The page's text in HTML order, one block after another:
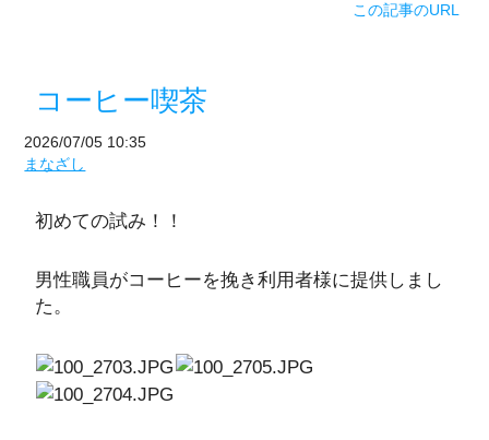
この記事のURL
コーヒー喫茶
2026/07/05 10:35
まなざし
初めての試み！！
男性職員がコーヒーを挽き利用者様に提供しまし
た。